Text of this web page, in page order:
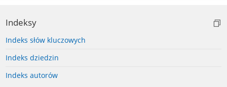
Indeksy
Indeks słów kluczowych
Indeks dziedzin
Indeks autorów